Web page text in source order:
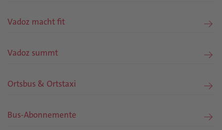
Vadoz macht fit
Vadoz summt
Ortsbus & Ortstaxi
Bus-Abonnemente